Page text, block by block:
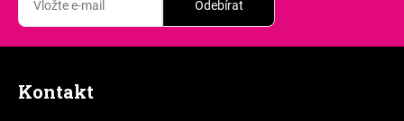
Odebírat
Kontakt